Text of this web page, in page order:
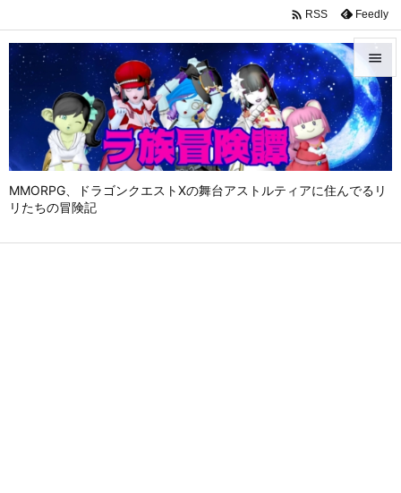
MMORPG、ドラゴンクエストⅩの舞台アストルティアに住んでるリ
リたちの冒険記


メニュ

サイド

 RSS Feedly